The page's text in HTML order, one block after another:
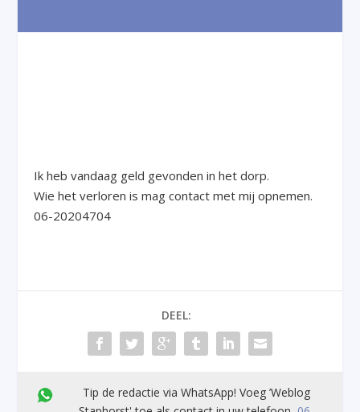
Ik heb vandaag geld gevonden in het dorp.
Wie het verloren is mag contact met mij opnemen.
06-20204704
DEEL:
Tip de redactie via WhatsApp! Voeg ’Weblog